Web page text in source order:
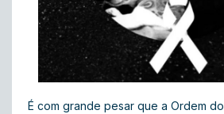
É com grande pesar que a Ordem